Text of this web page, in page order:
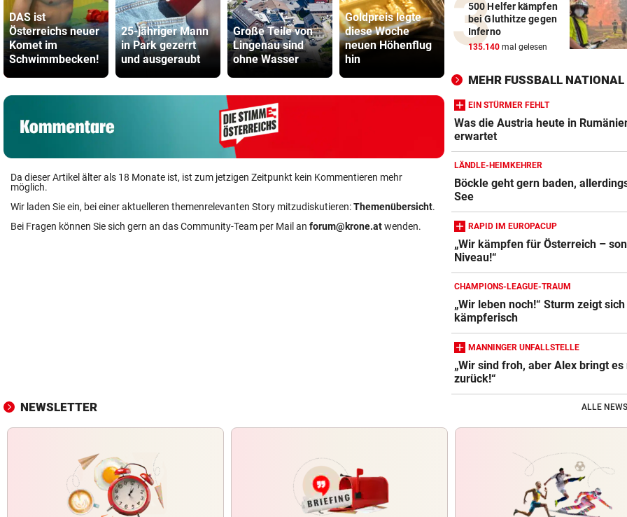
DAS ist
Österreichs neuer
Komet im
Schwimmbecken!
25-jähriger Mann
in Park gezerrt
und ausgeraubt
Große Teile von
Lingenau sind
ohne Wasser
Goldpreis legte
diese Woche
neuen Höhenflug
hin
Wasserknappheit:
SPÖ und
wollen die
Da dieser Artikel älter als 18 Monate ist, ist zum jetzigen Zeitpunkt kein Kommentieren mehr
möglich.
Wir laden Sie ein, bei einer aktuelleren themenrelevanten Story mitzudiskutieren:Themenübersicht.
Bei Fragen können Sie sich gern an das Community-Team per Mail an forum@krone.atwenden.
500 Helfer kämpfen
bei Gluthitze gegen
Inferno
135.140 mal gelesen
MEHR FUSSBALL NATIONAL
EIN STÜRMER FEHLT
Was die Austria heute in
erwartet
LÄNDLE-HEIMKEHRER
Böckle geht gern baden,
See
RAPID IM EUROPACUP
„Wir kämpfen für Österreich –
Niveau!“
CHAMPIONS-LEAGUE-TRAUM
„Wir leben noch!“ Sturm zeigt sich
kämpferisch
MANNINGER UNFALLSTELLE
„Wir sind froh, aber Alex bringt es
zurück!“
NEWSLETTER ALLE